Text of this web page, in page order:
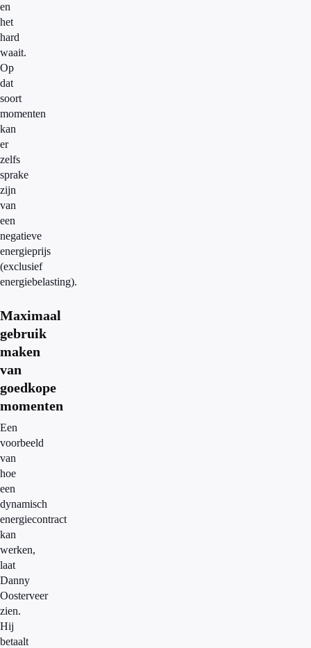
en
het
hard
waait.
Op
dat
soort
momenten
kan
er
zelfs
sprake
zijn
van
een
negatieve
energieprijs
(exclusief
energiebelasting).
Maximaal
gebruik
maken
van
goedkope
momenten
Een
voorbeeld
van
hoe
een
dynamisch
energiecontract
kan
werken,
laat
Danny
Oosterveer
zien.
Hij
betaalt